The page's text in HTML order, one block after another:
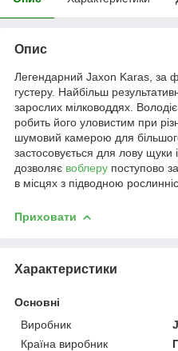
Опис
Легендарний Jaxon Karas, за
густеру. Найбільш
зарослих мілководдях.
робить його уловистим при
шумовий камерою для
застосовується для лову щуки
дозволяє воблеру поступово
в місцях з підводною
Приховати
Характеристики
Основні
Виробник
Країна виробник